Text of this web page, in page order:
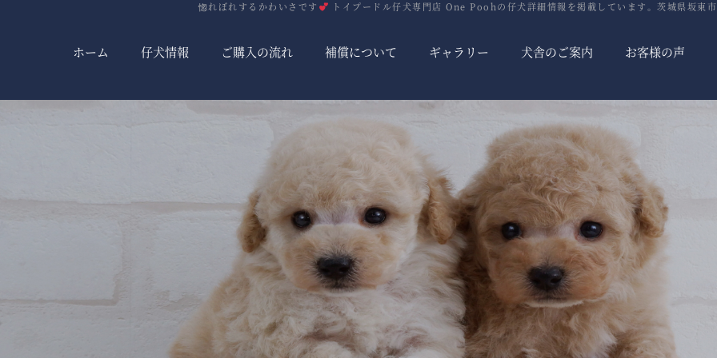
惚れぼれするかわいさです トイプードル仔犬専門店 One Poohの仔犬詳細情報を掲載しています。茨城県坂東市
ホーム 仔犬情報 ご購入の流れ 補償について ギャラリー 犬舎のご案内 お客様の声